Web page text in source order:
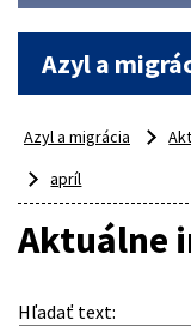
Azyl a
Azyl a migrácia
apríl
Aktuálne
Hľadať text: